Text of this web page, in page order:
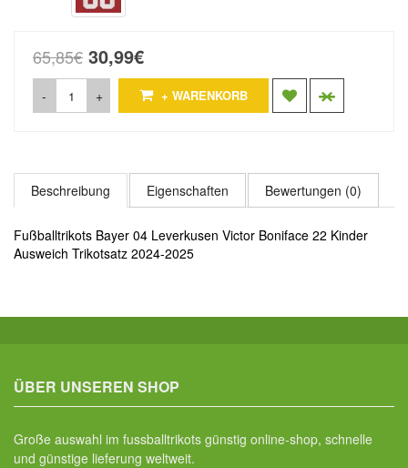
65,85€ 30,99€
- + + WARENKORB
Beschreibung Eigenschaften Bewertungen (0)
Fußballtrikots Bayer 04 Leverkusen Victor Boniface 22 Kinder
Ausweich Trikotsatz 2024-2025
ÜBER UNSEREN SHOP
Große auswahl im fussballtrikots günstig online-shop, schnelle
und günstige lieferung weltweit.